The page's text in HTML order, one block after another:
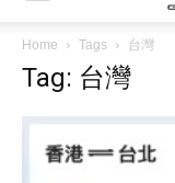
Home Tags 台灣
Tag: 台灣